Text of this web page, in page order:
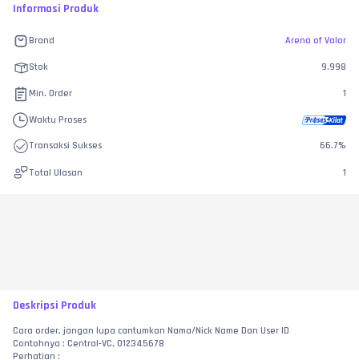
Informasi Produk
Brand Arena of Valor
Stok 9.998
Min. Order 1
Waktu Proses
Transaksi Sukses 66.7%
Total Ulasan 1
Deskripsi Produk
Cara order, jangan lupa cantumkan Nama/Nick Name Dan User ID
Contohnya : Central-VC, 012345678
Perhatian :